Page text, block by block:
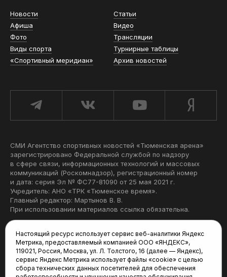
Новости
Статьи
Афиша
Видео
Фото
Трансляции
Виды спорта
Турнирные таблицы
«Спортивный меридиан»
Архив новостей
СМИ Агентство спортивных новостей «Тюменская арена»
зарегистрировано Федеральной службой по надзору
в сфере связи, информационных технологий и массовых
коммуникаций (Роскомнадзор), регистрационный номер
и дата: серия Эл № ФС77-81090 от 25 мая 2021 г.
Учредитель: АНО «ТРК «Тюменское время».
Главный редактор: Мартынов В. В.
При использовании материалов ссылка обязательна.
Редакция:
625035, Тюмень, пр. Геологоразведчиков, 28А
(3452) 68-22-28
Настоящий ресурс использует сервис веб-аналитики Яндекс
Метрика, предоставляемый компанией ООО «ЯНДЕКС»,
119021, Россия, Москва, ул. Л. Толстого, 16 (далее — Яндекс),
сервис Яндекс Метрика использует файлы «cookie» с целью
сбора технических данных посетителей для обеспечения